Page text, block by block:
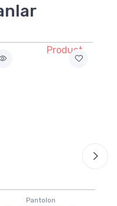
Pantolon